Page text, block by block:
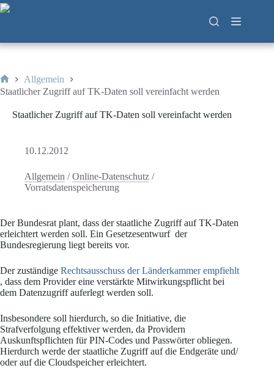
Zum
Inhalt
Start
Allgemein
Staatlicher Zugriff auf TK-Daten soll vereinfacht werden
Staatlicher Zugriff auf TK-Daten soll vereinfacht werden
10.12.2012
Allgemein /Online-Datenschutz /
Vorratsdatenspeicherung
Der Bundesrat plant, dass der staatliche Zugriff auf TK-Daten
erleichtert werden soll. Ein Gesetzesentwurf der
Bundesregierung liegt bereits vor.
Der zuständige Rechtsausschuss der Länderkammer empfiehlt
, dass dem Provider eine verstärkte Mitwirkungspflicht bei
dem Datenzugriff auferlegt werden soll.
Insbesondere soll hierdurch, so die Initiative, die
Strafverfolgung effektiver werden, da Providern
Auskunftspflichten für PIN-Codes und Passwörter obliegen.
Hierdurch werde der staatliche Zugriff auf die Endgeräte und/
oder auf die Cloudspeicher erleichtert.